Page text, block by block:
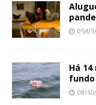
05/
Há
08/